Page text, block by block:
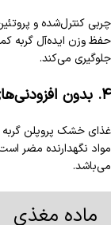
چربی کنترل‌شده و
حفظ وزن ایده‌آل گربه
جلوگیری می‌کند.
۴. بدون افزودنی‌های مضر و مواد حساسیت‌زا
غذای خشک پروپلن گربه
مواد نگهدارنده مضر
می‌باشد.
ماده مغذی